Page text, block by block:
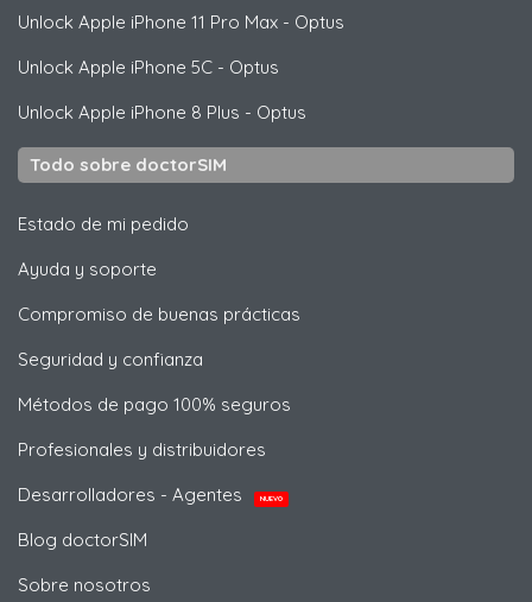
Unlock Apple iPhone 11 Pro Max - Optus
Unlock Apple iPhone 5C - Optus
Unlock Apple iPhone 8 Plus - Optus
Todo sobre doctorSIM
Estado de mi pedido
Ayuda y soporte
Compromiso de buenas prácticas
Seguridad y confianza
Métodos de pago 100% seguros
Profesionales y distribuidores
Desarrolladores - Agentes
NUEVO
Blog doctorSIM
Sobre nosotros